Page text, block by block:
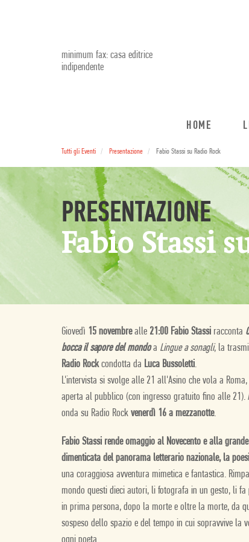
minimum fax: casa editrice
indipendente
HOME
Tutti gli Eventi Presentazione Fabio Stassi su Radio Rock
PRESENTAZIONE
Fabio Stassi
Giovedì 15 novembrealle 21:00 Fabio Stassi racconta
bocca il sapore del mondoa Lingue a sonagli, la
Radio Rockcondotta da Luca Bussoletti.
L'intervista si svolge alle 21 all'Asino che vola a Roma,
aperta al pubblico (con ingresso gratuito fino alle 21).
onda su Radio Rock venerdì 16 a mezzanotte.
Fabio Stassi rende omaggio al Novecento e alla grande
dimenticata del panorama letterario nazionale, la
una coraggiosa avventura mimetica e fantastica.
mondo questi dieci autori, li fotografa in un gesto, li fa
in prima persona, dopo la morte e oltre la morte, da
sospeso dello spazio e del tempo in cui sopravvive la